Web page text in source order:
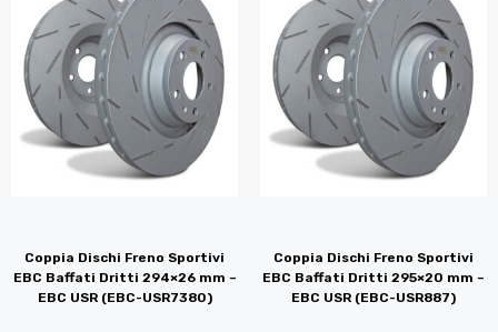
Coppia Dischi Freno Sportivi
EBC Baffati Dritti 294×26 mm –
EBC USR (EBC-USR7380)
Coppia Dischi Freno Sportivi
EBC Baffati Dritti 295×20 mm –
EBC USR (EBC-USR887)